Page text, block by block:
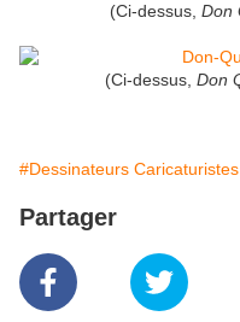
(Ci-dessus, Don
(Ci-dessus, Don
#Dessinateurs Caricaturistes
Partager